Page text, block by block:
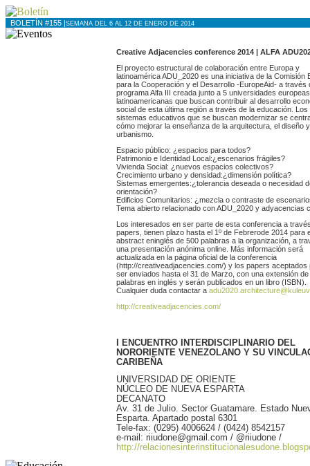
BOLETÍN #155 |SEMANA DEL 6 AL 12 DE ENERO DE 2014
Creative Adjacencies conference 2014 | ALFA
El proyecto estructural de colaboración entre Europa y
latinoamérica ADU_2020 es una iniciativa de la Comisión
para la Cooperación y el Desarrollo -EuropeAid- a través
programa Alfa III creada junto a 5 universidades
latinoamericanas que buscan contribuir al desarrollo
social de esta última región a través de la educación. Los
sistemas educativos que se buscan modernizar se
cómo mejorar la enseñanza de la arquitectura, el diseño
urbanismo.
Espacio público: ¿espacios para todos?
Patrimonio e Identidad Local:¿escenarios frágiles?
Vivienda Social: ¿nuevos espacios colectivos?
Crecimiento urbano y densidad:¿dimensión política?
Sistemas emergentes:¿tolerancia deseada o necesidad
orientación?
Edificios Comunitarios: ¿mezcla o contraste de
Tema abierto relacionado con ADU_2020 y adyacencias
Los interesados en ser parte de esta conferencia a
papers, tienen plazo hasta el 1º de Febrerode 2014 para
abstract eninglés de 500 palabras a la organización, a
una presentación anónima online. Más información será
actualizada en la página oficial de la conferencia
(http://creativeadjacencies.com/) y los papers aceptados
ser enviados hasta el 31 de Marzo, con una extensión de
palabras en inglés y serán publicados en un libro (ISBN).
Cualquier duda contactar a
http://creativeadjacencies.com/
I ENCUENTRO INTERDISCIPLINARIO DEL
NORORIENTE VENEZOLANO Y SU
CARIBEÑA
UNIVERSIDAD DE ORIENTE
NÚCLEO DE NUEVA ESPARTA
DECANATO
Av. 31 de Julio. Sector Guatamare. Estado
Esparta. Apartado postal 6301
Tele-fax: (0295) 4006624 / (0424) 8542157
e-mail: riiudone@gmail.com / @riiudone /
http://